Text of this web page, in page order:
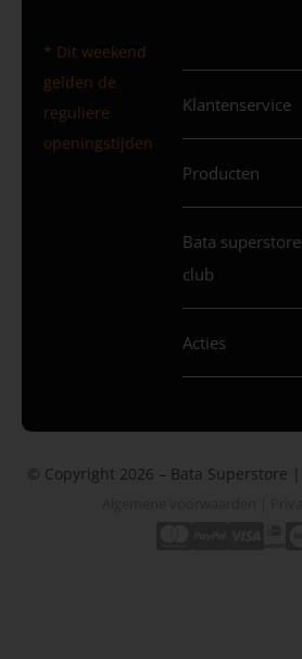
* Dit weekend
gelden de
reguliere
openingstijden
Klantenservice
Producten
Bata superstore
club
Acties
© Copyright 2026 – Bata Superstore